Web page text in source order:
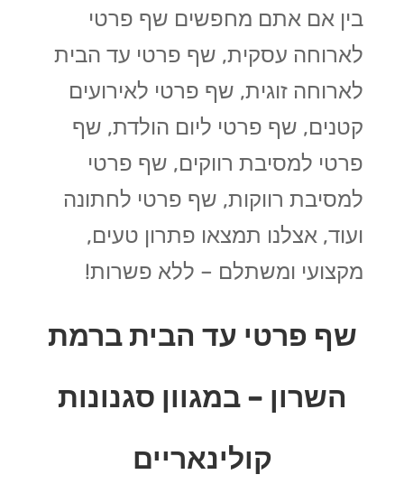
בין אם אתם מחפשים שף פרטי
לארוחה עסקית, שף פרטי עד הבית
לארוחה זוגית, שף פרטי לאירועים
קטנים, שף פרטי ליום הולדת, שף
פרטי למסיבת רווקים, שף פרטי
למסיבת רווקות, שף פרטי לחתונה
ועוד, אצלנו תמצאו פתרון טעים,
מקצועי ומשתלם – ללא פשרות!
שף פרטי עד הבית ברמת
השרון – במגוון סגנונות
קולינאריים